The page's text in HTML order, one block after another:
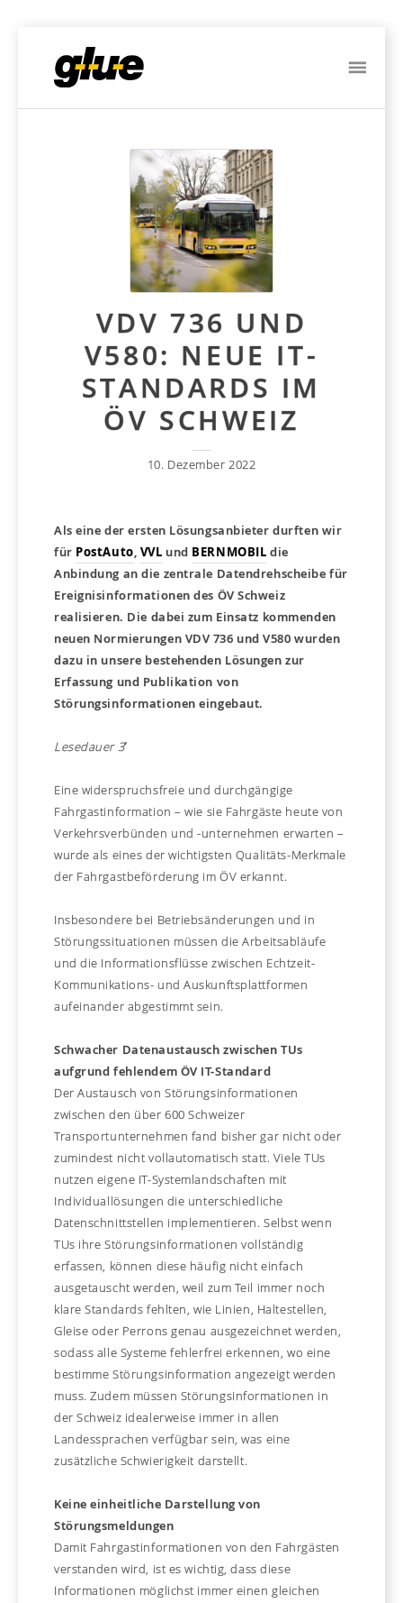
VDV 736 UND
V580: NEUE IT-
STANDARDS IM
ÖV SCHWEIZ
10. Dezember 2022
Als eine der ersten Lösungsanbieter durften wir
für PostAuto, VVL und BERNMOBIL die
Anbindung an die zentrale Datendrehscheibe für
Ereignisinformationen des ÖV Schweiz
realisieren. Die dabei zum Einsatz kommenden
neuen Normierungen VDV 736 und V580 wurden
dazu in unsere bestehenden Lösungen zur
Erfassung und Publikation von
Störungsinformationen eingebaut.
Lesedauer 3′
Eine widerspruchsfreie und durchgängige
Fahrgastinformation – wie sie Fahrgäste heute von
Verkehrsverbünden und -unternehmen erwarten –
wurde als eines der wichtigsten Qualitäts-Merkmale
der Fahrgastbeförderung im ÖV erkannt.
Insbesondere bei Betriebsänderungen und in
Störungssituationen müssen die Arbeitsabläufe
und die Informationsflüsse zwischen Echtzeit-
Kommunikations- und Auskunftsplattformen
aufeinander abgestimmt sein.
Schwacher Datenaustausch zwischen TUs
aufgrund fehlendem ÖV IT-Standard
Der Austausch von Störungsinformationen
zwischen den über 600 Schweizer
Transportunternehmen fand bisher gar nicht oder
zumindest nicht vollautomatisch statt. Viele TUs
nutzen eigene IT-Systemlandschaften mit
Individuallösungen die unterschiedliche
Datenschnittstellen implementieren. Selbst wenn
TUs ihre Störungsinformationen vollständig
erfassen, können diese häufig nicht einfach
ausgetauscht werden, weil zum Teil immer noch
klare Standards fehlten, wie Linien, Haltestellen,
Gleise oder Perrons genau ausgezeichnet werden,
sodass alle Systeme fehlerfrei erkennen, wo eine
bestimme Störungsinformation angezeigt werden
muss. Zudem müssen Störungsinformationen in
der Schweiz idealerweise immer in allen
Landessprachen verfügbar sein, was eine
zusätzliche Schwierigkeit darstellt.
Keine einheitliche Darstellung von
Störungsmeldungen
Damit Fahrgastinformationen von den Fahrgästen
verstanden wird, ist es wichtig, dass diese
Informationen möglichst immer einen gleichen
Post